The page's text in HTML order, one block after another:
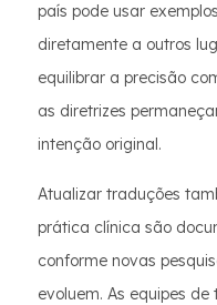
país pode usar
diretamente a outros
equilibrar a precisão
as diretrizes
intenção original.
Atualizar traduções
prática clínica são
conforme novas
evoluem. As equipes